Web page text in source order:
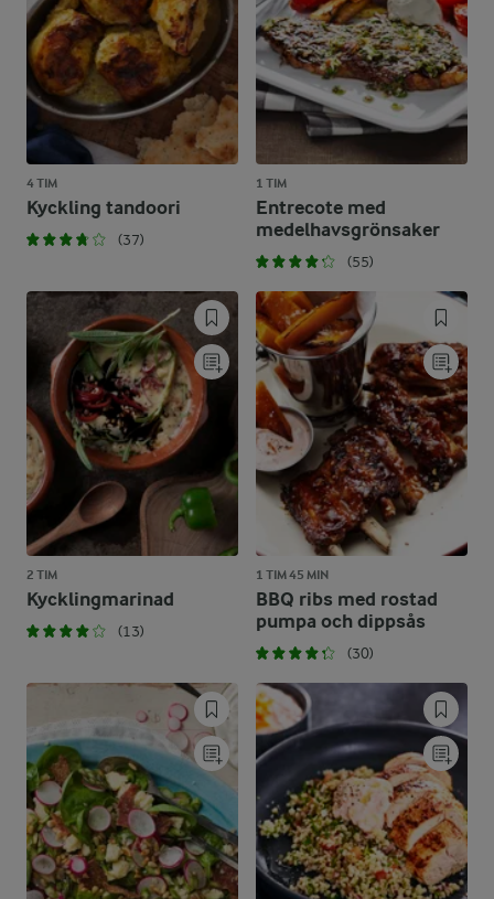
4 TIM
Kyckling tandoori
(37)
1 TIM
Entrecote med
medelhavsgrönsaker
(55)
2 TIM
Kycklingmarinad
(13)
1 TIM 45 MIN
BBQ ribs med rostad
pumpa och dippsås
(30)